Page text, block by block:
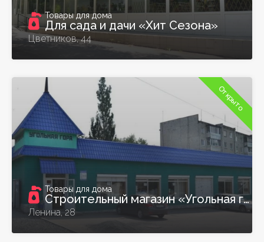
Товары для дома
Для сада и дачи «Хит Сезона»
Цветников, 44
Открыто
Товары для дома
Строительный магазин «Угольная гора»
Ленина, 28